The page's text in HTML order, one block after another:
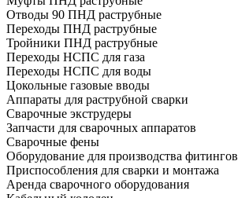
Отводы 90 ПНД раструбные
Переходы ПНД раструбные
Тройники ПНД раструбные
Переходы НСПС для газа
Переходы НСПС для воды
Цокольные газовые вводы
Аппараты для раструбной сварки
Сварочные экструдеры
Запчасти для сварочных аппаратов
Сварочные фены
Оборудование для производства фитингов
Приспособления для сварки и монтажа
Аренда сварочного оборудования